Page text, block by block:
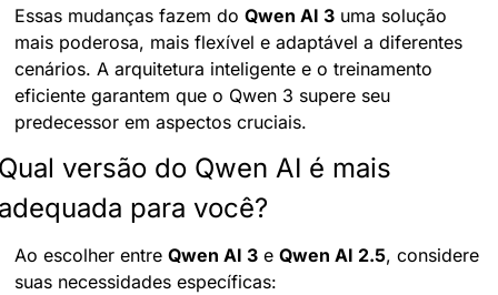
Essas mudanças fazem do Qwen AI 3 uma solução
mais poderosa, mais flexível e adaptável a diferentes
cenários. A arquitetura inteligente e o treinamento
eficiente garantem que o Qwen 3 supere seu
predecessor em aspectos cruciais.
versão do Qwen AI é mais
para você?
Ao escolher entre Qwen AI 3 e Qwen AI 2.5, considere
suas necessidades específicas: